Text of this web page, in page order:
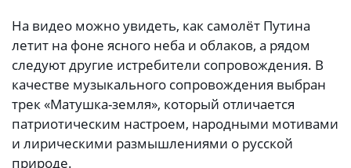
На видео можно увидеть, как самолёт Путина
летит на фоне ясного неба и облаков, а рядом
следуют другие истребители сопровождения. В
качестве музыкального сопровождения выбран
трек «Матушка-земля», который отличается
патриотическим настроем, народными мотивами
и лирическими размышлениями о русской
природе.